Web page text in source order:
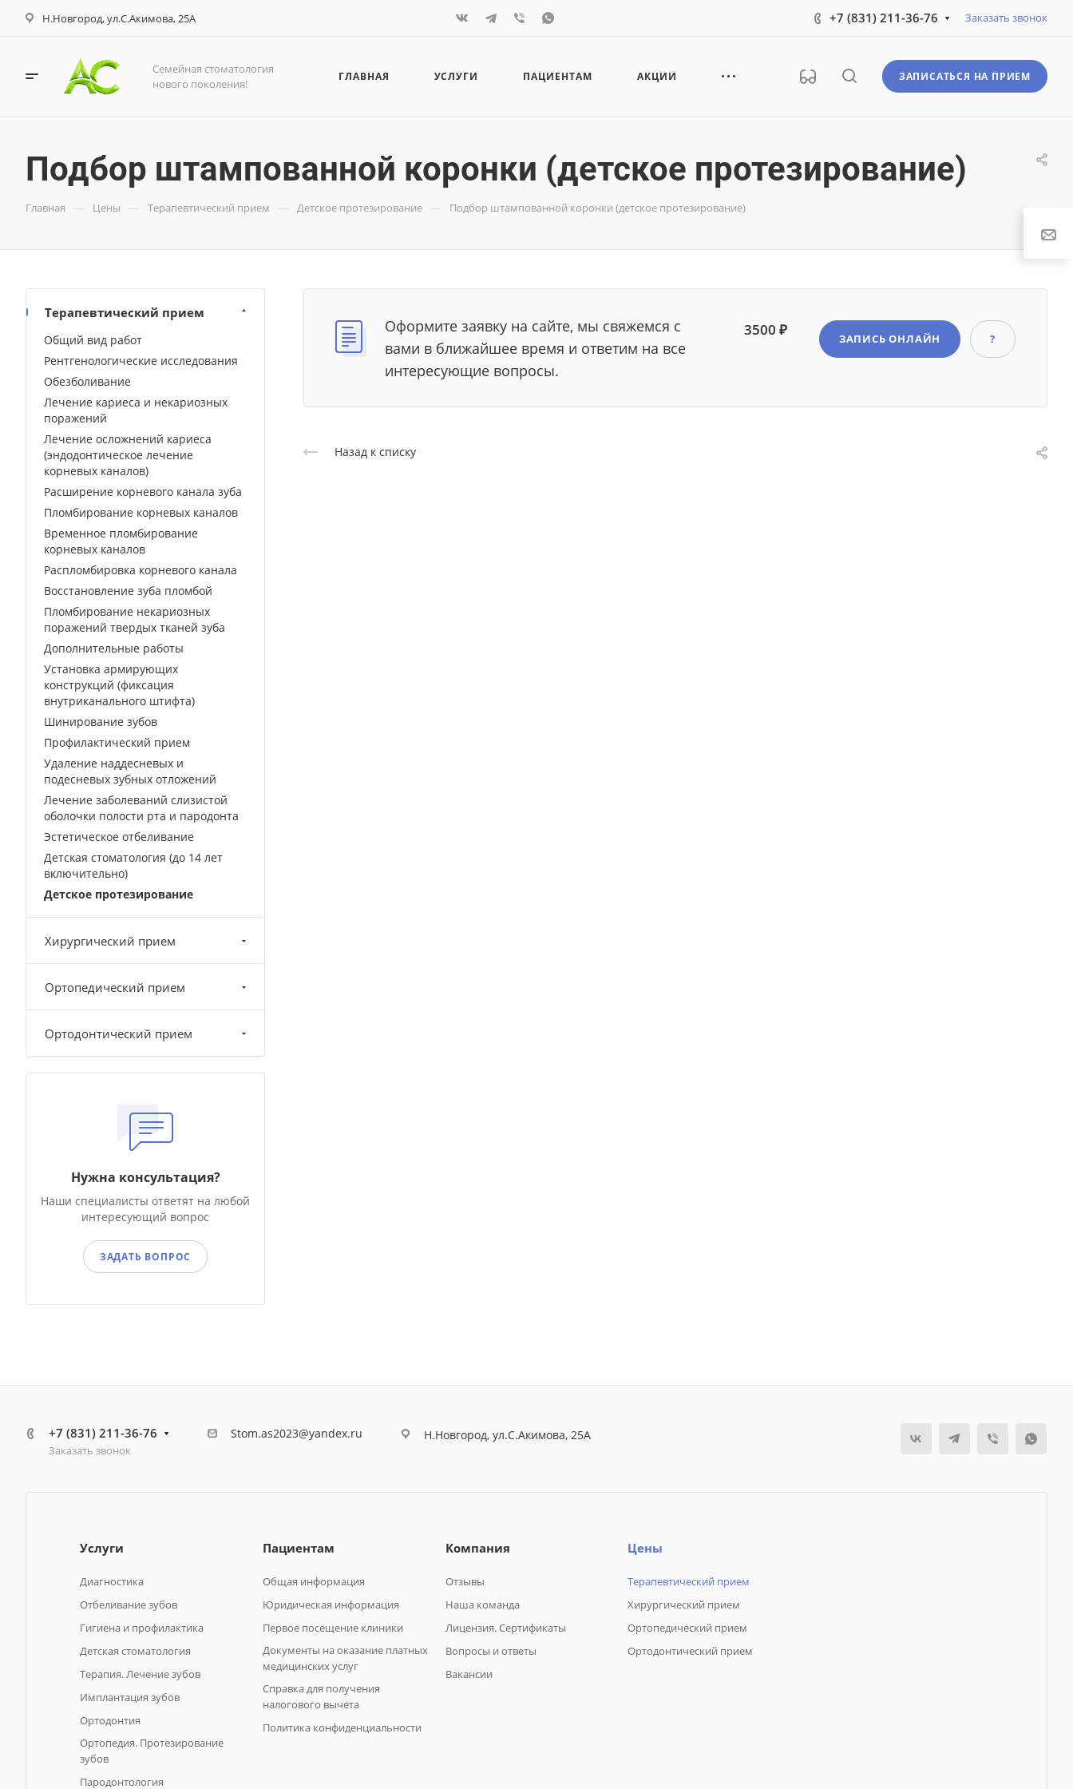
Н.Новгород, ул.С.Акимова, 25А +7 (831) 211-36-76 Заказать звонок
Семейная стоматология
нового поколения!
ГЛАВНАЯ УСЛУГИ ПАЦИЕНТАМ АКЦИИ ЗАПИСАТЬСЯ НА ПРИЕМ
Подбор штампованной коронки (детское протезирование)
Главная — Цены — Терапевтический прием — Детское протезирование — Подбор штампованной коронки (детское протезирование)
Оформите заявку на сайте, мы свяжемся с
вами в ближайшее время и ответим на все
интересующие вопросы.
3500 ₽ ЗАПИСЬ ОНЛАЙН ?
Назад к списку
Терапевтический прием
Общий вид работ
Рентгенологические исследования
Обезболивание
Лечение кариеса и некариозных
поражений
Лечение осложнений кариеса
(эндодонтическое лечение
корневых каналов)
Расширение корневого канала зуба
Пломбирование корневых каналов
Временное пломбирование
корневых каналов
Распломбировка корневого канала
Восстановление зуба пломбой
Пломбирование некариозных
поражений твердых тканей зуба
Дополнительные работы
Установка армирующих
конструкций (фиксация
внутриканального штифта)
Шинирование зубов
Профилактический прием
Удаление наддесневых и
подесневых зубных отложений
Лечение заболеваний слизистой
оболочки полости рта и пародонта
Эстетическое отбеливание
Детская стоматология (до 14 лет
включительно)
Детское протезирование
Хирургический прием
Ортопедический прием
Ортодонтический прием
Нужна консультация?
Наши специалисты ответят на любой
интересующий вопрос
ЗАДАТЬ ВОПРОС
+7 (831) 211-36-76
Заказать звонок
Stom.as2023@yandex.ru Н.Новгород, ул.С.Акимова, 25А
Услуги
Диагностика
Отбеливание зубов
Гигиена и профилактика
Детская стоматология
Терапия. Лечение зубов
Имплантация зубов
Ортодонтия
Ортопедия. Протезирование
зубов
Пародонтология
Пациентам
Общая информация
Юридическая информация
Первое посещение клиники
Документы на оказание платных
медицинских услуг
Справка для получения
налогового вычета
Политика конфиденциальности
Компания
Отзывы
Наша команда
Лицензия. Сертификаты
Вопросы и ответы
Вакансии
Цены
Терапевтический прием
Хирургический прием
Ортопедический прием
Ортодонтический прием